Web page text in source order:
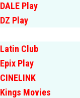
DALE Play
DZ Play
Latin Club
Epix Play
CINELINK
Kings Movies